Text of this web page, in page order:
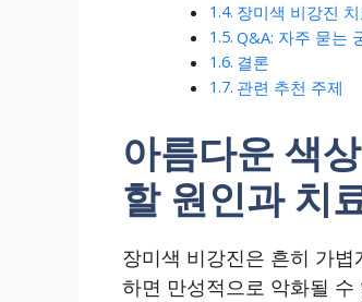
장미색 비강진
Q&A: 자주 묻는
결론
관련 추천 주제
아름다운 색
할 원인과 치
장미색 비강진은 흔히 가
하면 만성적으로 악화될